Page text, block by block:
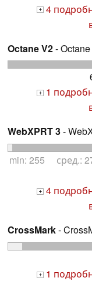
+ 4
Octane V2-
+ 1
WebXPRT 3-
min: 255 сред.:
+ 4
CrossMark-
+ 1